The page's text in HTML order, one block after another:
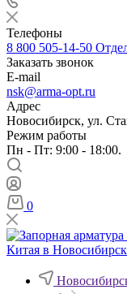
Телефоны
8 800 505-14-50
Заказать звонок
E-mail
nsk@arma-opt.ru
Адрес
Новосибирск, ул.
Режим работы
Пн - Пт: 9:00 - 18:00.
0